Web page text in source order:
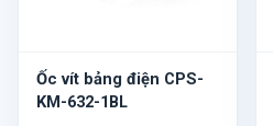
Ốc vít bảng điện CPS-
KM-632-1BL